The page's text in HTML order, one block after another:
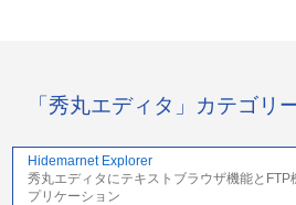
「秀丸エディタ」カテゴリ
Hidemarnet Explorer
秀丸エディタにテキストブラウザ機能と
プリケーション